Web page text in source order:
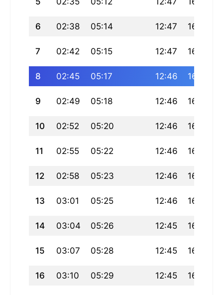
6 02:38 05:14 12:47 16:52
7 02:42 05:15 12:47 16:52
8 02:45 05:17 12:46 16:51
9 02:49 05:18 12:46 16:50
10 02:52 05:20 12:46 16:49
11 02:55 05:22 12:46 16:48
12 02:58 05:23 12:46 16:47
13 03:01 05:25 12:46 16:46
14 03:04 05:26 12:45 16:45
15 03:07 05:28 12:45 16:44
16 03:10 05:29 12:45 16:43